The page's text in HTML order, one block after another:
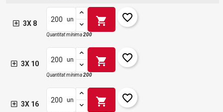
3X 8
un shopping_cart favorite_border
Quantitat mínima200
3X 10
un shopping_cart favorite_border
Quantitat mínima200
3X 16
un shopping_cart favorite_border